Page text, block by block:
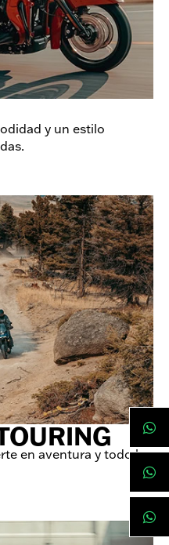
y un estilo
en aventura y todo lo